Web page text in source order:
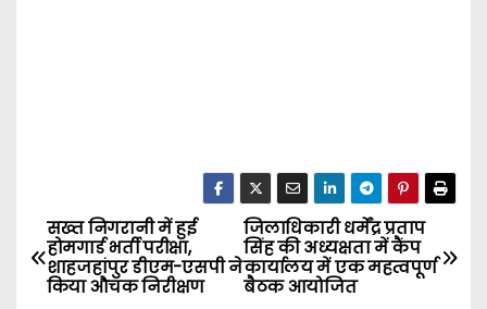
P
o
जिलाधिकारी धर्मेंद्र प्रताप
सिंह की अध्यक्षता में कैंप
कार्यालय में एक महत्वपूर्ण
बैठक आयोजित
सख्त निगरानी में हुई
होमगार्ड भर्ती परीक्षा,
शाहजहांपुर डीएम-एसपी ने
किया औचक निरीक्षण